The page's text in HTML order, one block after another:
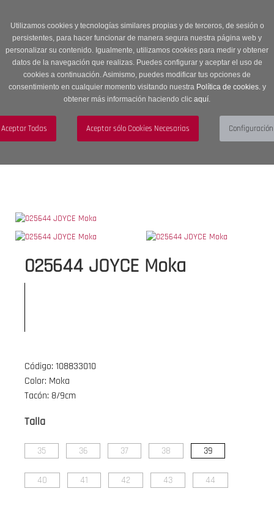
Utilizamos cookies y tecnologías similares propias y de terceros, de sesión o
persistentes, para hacer funcionar de manera segura nuestra página web y
personalizar su contenido. Igualmente, utilizamos cookies para medir y obtener
datos de la navegación que realizas. Puedes configurar y aceptar el uso de
cookies a continuación. Asimismo, puedes modificar tus opciones de
consentimiento en cualquier momento visitando nuestra Política de cookies.y
obtener más información haciendo clic aquí.
descuento en Sección OUTLET con código OUTLET20
navigation
Menú
025644 JOYCE Moka
Código: 108833010
Color: Moka
Tacón: 8/9cm
Talla
35 36 37 38 39
40 41 42 43 44